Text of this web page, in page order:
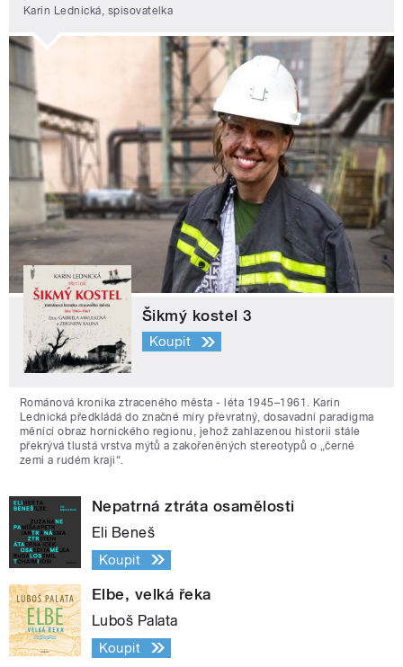
Karin Lednická, spisovatelka
Šikmý kostel 3
Koupit
Románová kronika ztraceného města - léta 1945–1961. Karin
Lednická předkládá do značné míry převratný, dosavadní paradigma
měnící obraz hornického regionu, jehož zahlazenou historii stále
překrývá tlustá vrstva mýtů a zakořeněných stereotypů o „černé
zemi a rudém kraji“.
Nepatrná ztráta osamělosti
Eli Beneš
Koupit
Elbe, velká řeka
Luboš Palata
Koupit